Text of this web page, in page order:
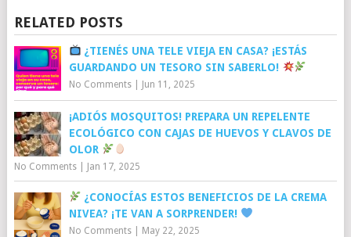
RELATED POSTS
¿TIENÉS UNA TELE VIEJA EN CASA? ¡ESTÁS
GUARDANDO UN TESORO SIN SABERLO!
No Comments| Jun 11, 2025
¡ADIÓS MOSQUITOS! PREPARA UN REPELENTE
ECOLÓGICO CON CAJAS DE HUEVOS Y CLAVOS DE
OLOR
No Comments| Jan 17, 2025
¿CONOCÍAS ESTOS BENEFICIOS DE LA CREMA
NIVEA? ¡TE VAN A SORPRENDER!
No Comments| May 22, 2025